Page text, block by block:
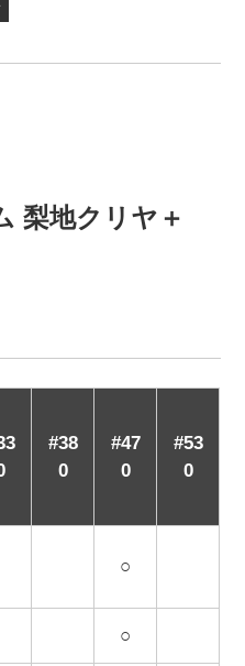
梨地クリヤ＋
#38
0
#47
0
#53
0
○
○